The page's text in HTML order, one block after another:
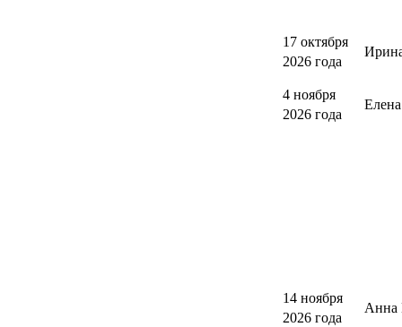
17 октября
2026 года
4 ноября
2026 года
14 ноября
2026 года
Анна